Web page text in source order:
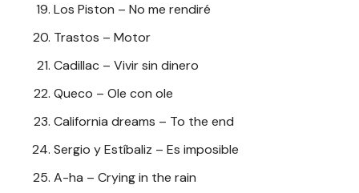
Los Piston – No me rendiré
Trastos – Motor
Cadillac – Vivir sin dinero
Queco – Ole con ole
California dreams – To the end
Sergio y Estíbaliz – Es imposible
A-ha – Crying in the rain